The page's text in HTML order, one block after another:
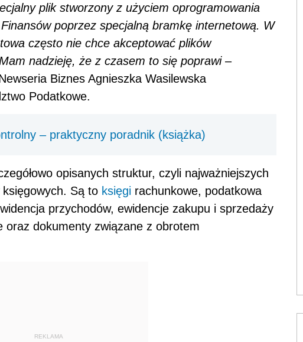
plik stworzony z użyciem oprogramowania
poprzez specjalną bramkę internetową. W
często nie chce akceptować plików
nadzieję, że z czasem to się poprawi –
Biznes Agnieszka Wasilewska
Podatkowe.
– praktyczny poradnik (książka)
opisanych struktur, czyli najważniejszych
Są to księgi rachunkowe, podatkowa
przychodów, ewidencje zakupu i sprzedaży
oraz dokumenty związane z obrotem
REKLAMA